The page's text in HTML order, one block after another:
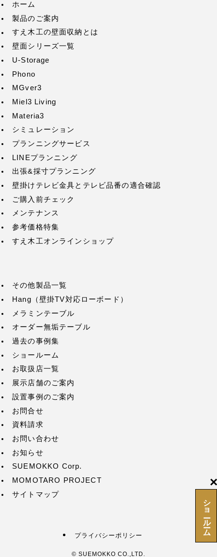
ホーム
製品のご案内
すえ木工の壁面収納とは
壁面シリーズ一覧
U-Storage
Phono
MGver3
Miel3 Living
Materia3
シミュレーション
プランニングサービス
LINEプランニング
出張&採寸プランニング
壁掛けテレビ金具とテレビ品番の適合確認
ご購入前チェック
メンテナンス
参考価格特集
すえ木工オンラインショップ
その他製品一覧
Hang（壁掛TV対応ローボード）
メラミンテーブル
オーダー無垢テーブル
過去の事例集
ショールーム
お取扱店一覧
展示店舗のご案内
設置事例のご案内
お問合せ
資料請求
お問い合わせ
お知らせ
SUEMOKKO Corp.
MOMOTARO PROJECT
サイトマップ
プライバシーポリシー
© SUEMOKKO CO.,LTD.
ショールーム